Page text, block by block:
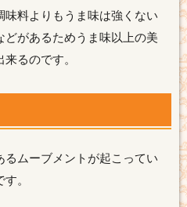
味料よりもうま味は強くない
どがあるためうま味以上の美
るのです。
るムーブメントが起こってい
。